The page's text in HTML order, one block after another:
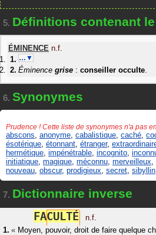
5. Définitions contenant le
ÉMINENCE n.f.
…▼
Éminence grise : conseiller occulte.
6. Synonymes
Prudence ! Cette liste de synonymes n'a pas
abscons anonyme cabalistique caché
ésotérique étonnant étranger,
hermétique impénétrable incognito
initiatique magique méconnu merveilleux
nouveau obscur, prodigieux secret sibyllin
7. Dictionnaire inverse
FACULTÉ
n.f.
« Moyen, pouvoir, droit de faire quelque